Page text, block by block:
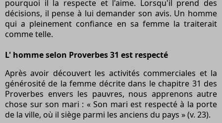
pourquoi il la respecte et l'aime. Lorsqu'il prend des
décisions, il pense à lui demander son avis. Un homme
qui a pleinement confiance en sa femme la traiterait
comme telle.
L' hommeselon Proverbes 31 est respecté
Après avoir découvert les activités commerciales et la
générosité de la femme décrite dans le chapitre 31 des
Proverbes envers les pauvres, nous apprenons autre
chose sur son mari : « Son mari est respecté à la porte
de la ville, où il siège parmi les anciens du pays » (v. 23).